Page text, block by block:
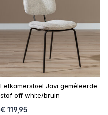
Eetkamerstoel Javi gemêleerde
stof off white/bruin
€ 119,95